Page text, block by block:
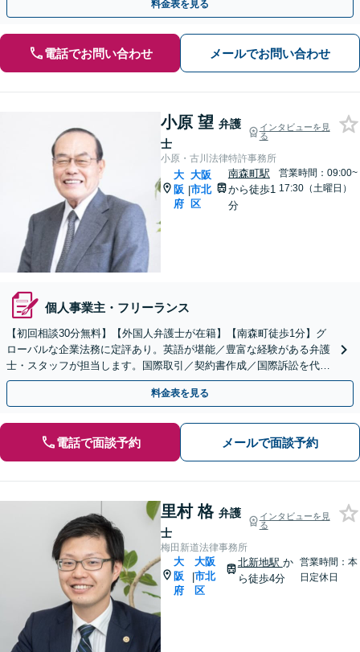
料金表を見る
電話でお問い合わせ メールでお問い合わせ
小原 望 弁護
士
インタビューを見
る
小原・古川法律特許事務所
大
阪
府
|
大阪
市北
区
南森町駅
から徒歩1
分
営業時間：09:00~
17:30（土曜日）
個人事業主・フリーランス
【初回相談30分無料】【外国人弁護士が在籍】【南森町徒歩1分】グ
ローバルな企業法務に定評あり。英語が堪能／豊富な経験がある弁護
士・スタッフが担当します。国際取引／契約書作成／国際訴訟を代
行。外国人労働者を雇用した企業ご相談ください。
料金表を見る
電話で面談予約 メールで面談予約
里村 格 弁護
士
インタビューを見
る
梅田新道法律事務所
大
阪
府
|
大阪
市北
区
北新地駅 か
ら徒歩4分
営業時間：本
日定休日